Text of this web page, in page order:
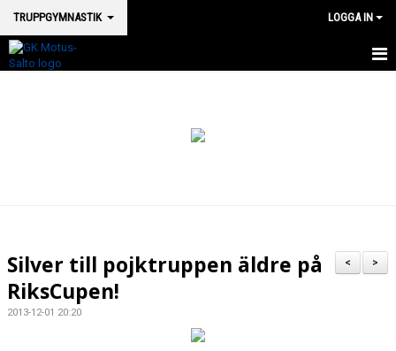
TRUPPGYMNASTIK LOGGA IN
>
<
Silver till pojktruppen äldre på
RiksCupen!
2013-12-01 20:20